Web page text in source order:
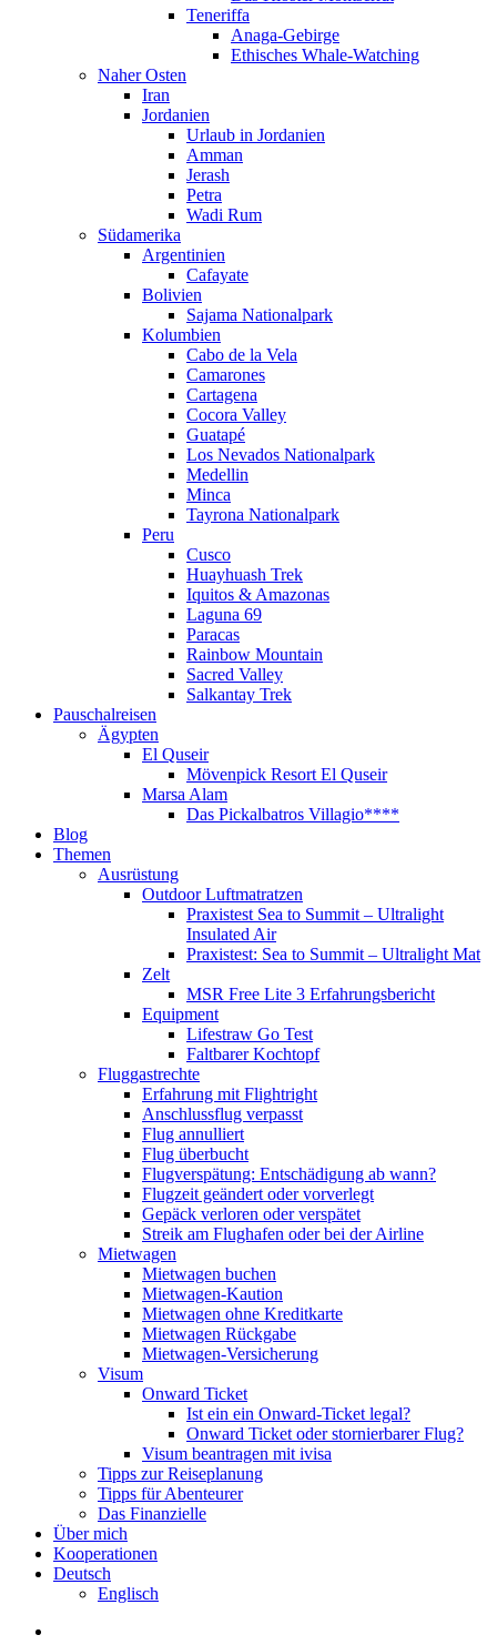
Teneriffa
Anaga-Gebirge
Ethisches Whale-Watching
Naher Osten
Iran
Jordanien
Urlaub in Jordanien
Amman
Jerash
Petra
Wadi Rum
Südamerika
Argentinien
Cafayate
Bolivien
Sajama Nationalpark
Kolumbien
Cabo de la Vela
Camarones
Cartagena
Cocora Valley
Guatapé
Los Nevados Nationalpark
Medellin
Minca
Tayrona Nationalpark
Peru
Cusco
Huayhuash Trek
Iquitos & Amazonas
Laguna 69
Paracas
Rainbow Mountain
Sacred Valley
Salkantay Trek
Pauschalreisen
Ägypten
El Quseir
Mövenpick Resort El Quseir
Marsa Alam
Das Pickalbatros Villagio****
Blog
Themen
Ausrüstung
Outdoor Luftmatratzen
Praxistest Sea to Summit – Ultralight
Insulated Air
Praxistest: Sea to Summit – Ultralight Mat
Zelt
MSR Free Lite 3 Erfahrungsbericht
Equipment
Lifestraw Go Test
Faltbarer Kochtopf
Fluggastrechte
Erfahrung mit Flightright
Anschlussflug verpasst
Flug annulliert
Flug überbucht
Flugverspätung: Entschädigung ab wann?
Flugzeit geändert oder vorverlegt
Gepäck verloren oder verspätet
Streik am Flughafen oder bei der Airline
Mietwagen
Mietwagen buchen
Mietwagen-Kaution
Mietwagen ohne Kreditkarte
Mietwagen Rückgabe
Mietwagen-Versicherung
Visum
Onward Ticket
Ist ein ein Onward-Ticket legal?
Onward Ticket oder stornierbarer Flug?
Visum beantragen mit ivisa
Tipps zur Reiseplanung
Tipps für Abenteurer
Das Finanzielle
Über mich
Kooperationen
Deutsch
Englisch